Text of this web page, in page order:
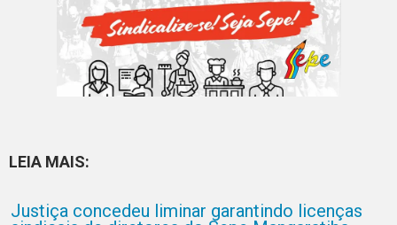
LEIA MAIS:
Justiça concedeu liminar garantindo licenças